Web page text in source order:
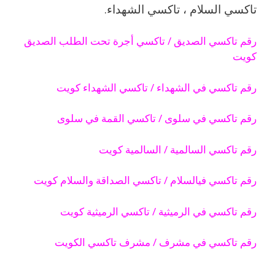
تاكسي السلام ، تاكسي الشهداء.
رقم تاكسي الصديق / تاكسي أجرة تحت الطلب الصديق
كويت
رقم تاكسي في الشهداء / تاكسي الشهداء كويت
رقم تاكسي في سلوى / تاكسي القمة في سلوى
رقم تاكسي السالمية / السالمية كويت
رقم تاكسي فيالسلام / تاكسي الصداقة والسلام كويت
رقم تاكسي في الرميثية / تاكسي الرميثية كويت
رقم تاكسي في مشرف / مشرف تاكسي الكويت